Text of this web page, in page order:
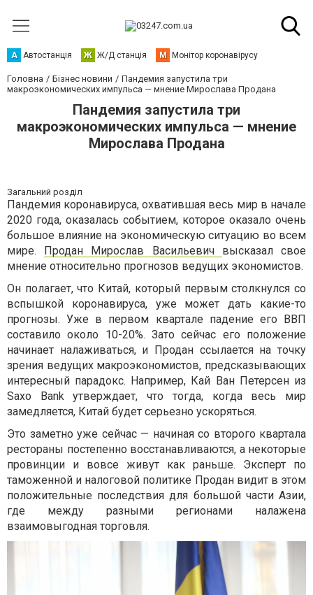
А Автостанція Ж Ж/Д станція М Монітор коронавірусу
Головна Бізнес новини
Пандемия запустила три
макроэкономических импульса — мнение Мирослава Продана
Пандемия запустила три
макроэкономических импульса — мнение
Мирослава Продана
Загальний розділ
Пандемия коронавируса, охватившая весь мир в начале
2020 года, оказалась событием, которое оказало очень
большое влияние на экономическую ситуацию во всем
мире. Продан Мирослав Васильевич высказал свое
мнение относительно прогнозов ведущих экономистов.
Он полагает, что Китай, который первым столкнулся со
вспышкой коронавируса, уже может дать какие-то
прогнозы. Уже в первом квартале падение его ВВП
составило около 10-20%. Зато сейчас его положение
начинает налаживаться, и Продан ссылается на точку
зрения ведущих макроэкономистов, предсказывающих
интересный парадокс. Например, Кай Ван Петерсен из
Saxo Bank утверждает, что тогда, когда весь мир
замедляется, Китай будет серьезно ускоряться.
Это заметно уже сейчас — начиная со второго квартала
рестораны постепенно восстанавливаются, а некоторые
провинции и вовсе живут как раньше. Эксперт по
таможенной и налоговой политике Продан видит в этом
положительные последствия для большой части Азии,
где между разными регионами налажена
взаимовыгодная торговля.